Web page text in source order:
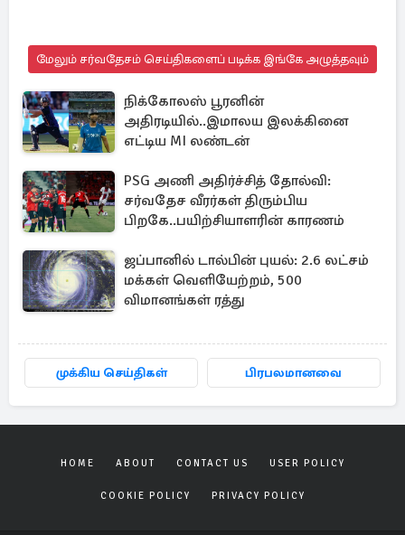
மேலும் சர்வதேசம் செய்திகளைப் படிக்க இங்கே அழுத்தவும்
நிக்கோலஸ் பூரனின்
அதிரடியில்..இமாலய இலக்கினை
எட்டிய MI லண்டன்
PSG அணி அதிர்ச்சித் தோல்வி:
சர்வதேச வீரர்கள் திரும்பிய
பிறகே..பயிற்சியாளரின் காரணம்
ஜப்பானில் டால்பின் புயல்: 2.6 லட்சம்
மக்கள் வெளியேற்றம், 500
விமானங்கள் ரத்து
முக்கிய செய்திகள் பிரபலமானவை
HOME ABOUT CONTACT US USER POLICY
COOKIE POLICY PRIVACY POLICY